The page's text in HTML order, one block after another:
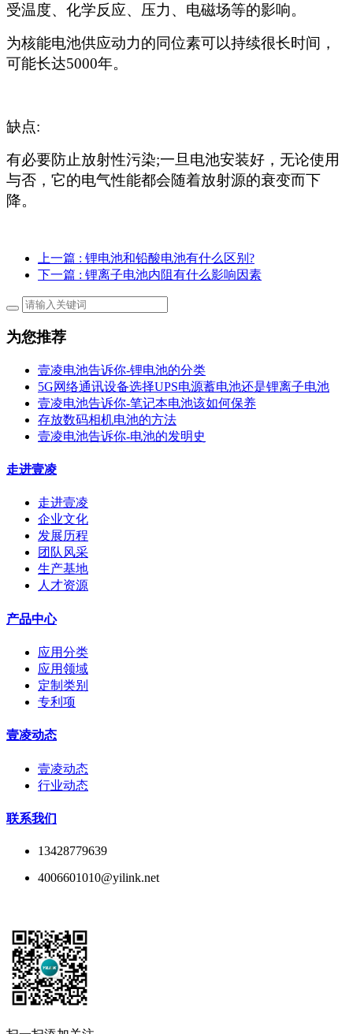
受温度、化学反应、压力、电磁场等的影响。
为核能电池供应动力的同位素可以持续很长时间，
可能长达5000年。
缺点:
有必要防止放射性污染;一旦电池安装好，无论使用
与否，它的电气性能都会随着放射源的衰变而下
降。
上一篇 : 锂电池和铅酸电池有什么区别?
下一篇 : 锂离子电池内阻有什么影响因素
为您推荐
壹凌电池告诉你-锂电池的分类
5G网络通讯设备选择UPS电源蓄电池还是锂离子电池
壹凌电池告诉你-笔记本电池该如何保养
存放数码相机电池的方法
壹凌电池告诉你-电池的发明史
走进壹凌
走进壹凌
企业文化
发展历程
团队风采
生产基地
人才资源
产品中心
应用分类
应用领域
定制类别
专利项
壹凌动态
壹凌动态
行业动态
联系我们
13428779639
4006601010@yilink.net